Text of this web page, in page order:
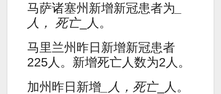
马萨诸塞州新增新冠患者为
人， 死亡_人。
马里兰州昨日新增新冠患者
225人。新增死亡人数为2人。
加州昨日新增 _人，死亡_人。